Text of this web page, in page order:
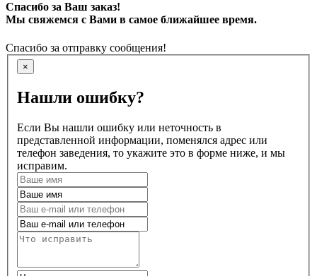
Спасибо за Ваш заказ!
Мы свяжемся с Вами в самое ближайшее время.
Спасибо за отправку сообщения!
×
Нашли ошибку?
Если Вы нашли ошибку или неточность в
представленной информации, поменялся адрес или
телефон заведения, то укажите это в форме ниже, и мы
исправим.